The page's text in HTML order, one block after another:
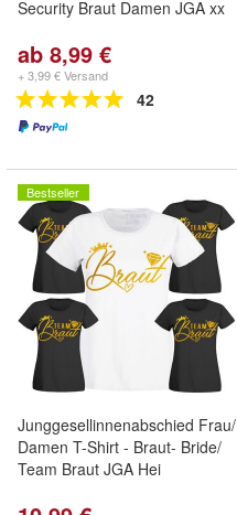
Security Braut Damen JGA xx
ab 8,99 €
+ 3,99 € Versand
42
Bestseller
Junggesellinnenabschied Frau/
Damen T-Shirt - Braut- Bride/
Team Braut JGA Hei